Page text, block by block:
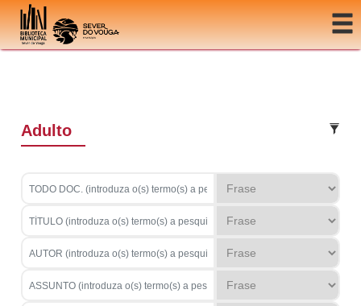
Ir para o conteúdo
Adulto